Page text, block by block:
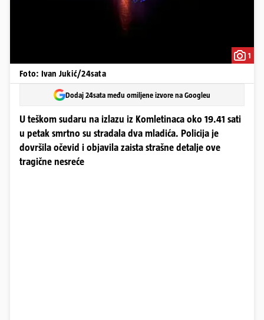
1
Foto: Ivan Jukić/24sata
Dodaj 24sata među omiljene izvore na Googleu
U teškom sudaru na izlazu iz Komletinaca oko 19.41 sati
u petak smrtno su stradala dva mladića. Policija je
dovršila očevid i objavila zaista strašne detalje ove
tragične nesreće